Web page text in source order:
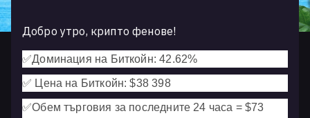
Добро утро, крипто фенове!
✅Доминация на Биткойн: 42.62%
✅ Цена на Биткойн: $38 398
✅Обем търговия за последните 24 часа = $73